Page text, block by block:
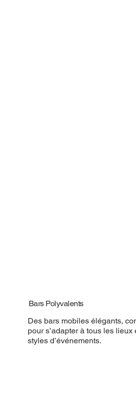
Bars Polyvalents
Des bars mobiles élégants,
pour s’adapter à tous les lieux
styles d’événements.